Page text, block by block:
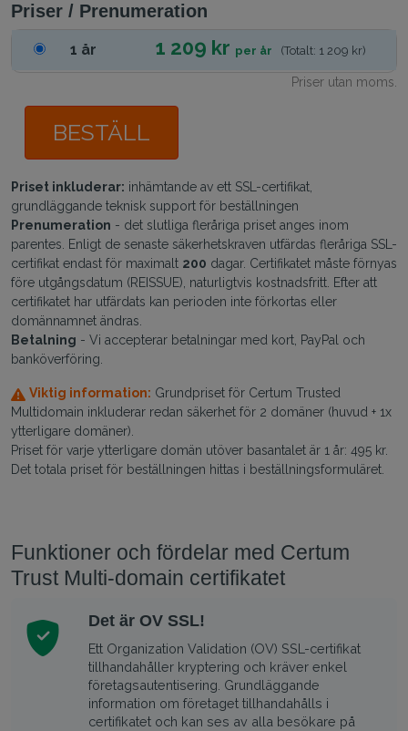
Priser / Prenumeration
1 år 1 209 kr per år (Totalt: 1 209 kr)
Priser utan moms.
BESTÄLL
Priset inkluderar: inhämtande av ett SSL-certifikat,
grundläggande teknisk support för beställningen
Prenumeration - det slutliga fleråriga priset anges inom
parentes. Enligt de senaste säkerhetskraven utfärdas fleråriga SSL-
certifikat endast för maximalt 200 dagar. Certifikatet måste förnyas
före utgångsdatum (REISSUE), naturligtvis kostnadsfritt. Efter att
certifikatet har utfärdats kan perioden inte förkortas eller
domännamnet ändras.
Betalning - Vi accepterar betalningar med kort, PayPal och
banköverföring.
Viktig information: Grundpriset för Certum Trusted
Multidomain inkluderar redan säkerhet för 2 domäner (huvud + 1x
ytterligare domäner).
Priset för varje ytterligare domän utöver basantalet är 1 år: 495 kr.
Det totala priset för beställningen hittas i beställningsformuläret.
Funktioner och fördelar med Certum
Trust Multi‑domain certifikatet
Det är OV SSL!
Ett Organization Validation (OV) SSL-certifikat
tillhandahåller kryptering och kräver enkel
företagsautentisering. Grundläggande
information om företaget tillhandahålls i
certifikatet och kan ses av alla besökare på